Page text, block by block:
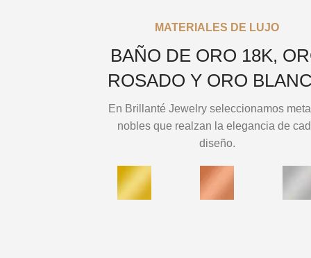
MATERIALES DE LUJO
BAÑO DE ORO 18K,
ROSADO Y ORO
En Brillanté Jewelry seleccionamos
nobles que realzan la elegancia de
diseño.